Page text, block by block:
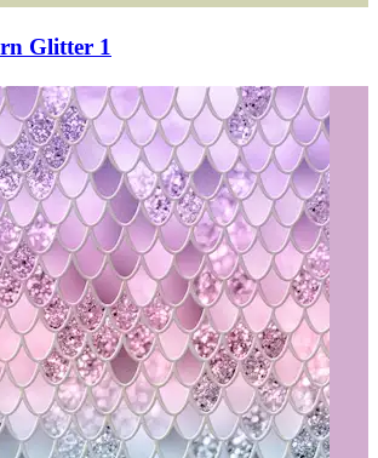
Glitter 1